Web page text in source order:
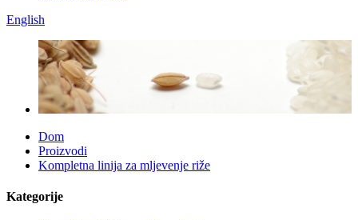
English
Dom
Proizvodi
Kompletna linija za mljevenje riže
Kategorije